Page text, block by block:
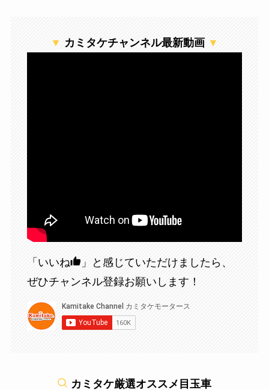
▼ カミタケチャンネル最新動画 ▼
「いいね
」と感じていただけましたら、
ぜひチャンネル登録お願いします！
カミタケ厳選オススメ目玉車